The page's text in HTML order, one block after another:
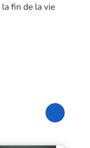
fin de la vie